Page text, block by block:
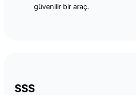
güvenilir bir araç.
SSS